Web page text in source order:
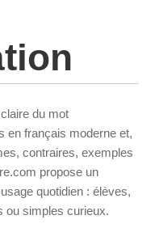
du mot
en français moderne et,
contraires, exemples
propose un
quotidien : élèves,
ou simples curieux.